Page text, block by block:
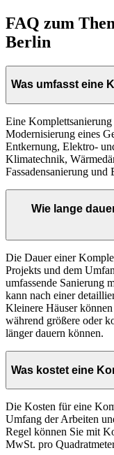
FAQ zum
Berlin
Was umfasst eine
Eine Komplettsanierung
Modernisierung eines
Entkernung, Elektro-
Klimatechnik,
Fassadensanierung und
Wie lange
Die Dauer einer
Projekts und dem
umfassende Sanierung
kann nach einer
Kleinere Häuser
während größere oder
länger dauern können.
Was kostet eine
Die Kosten für eine
Umfang der Arbeiten
Regel können Sie mit
MwSt. pro